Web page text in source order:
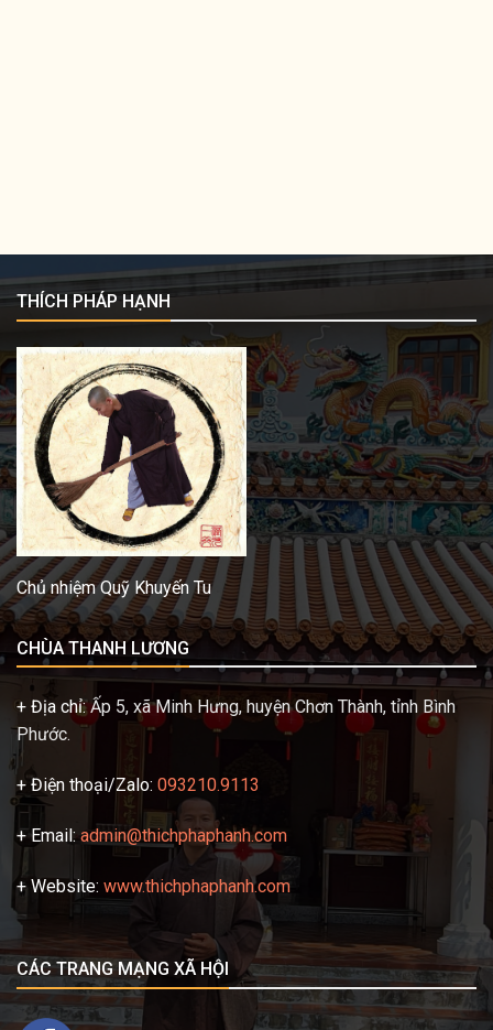
THÍCH PHÁP HẠNH
Chủ nhiệm Quỹ Khuyến Tu
CHÙA THANH LƯƠNG
+ Địa chỉ:Ấp 5, xã Minh Hưng, huyện Chơn Thành, tỉnh Bình
Phước.
+ Điện thoại/Zalo: 093210.9113
+ Email:admin@thichphaphanh.com
+ Website: www.thichphaphanh.com
CÁC TRANG MẠNG XÃ HỘI